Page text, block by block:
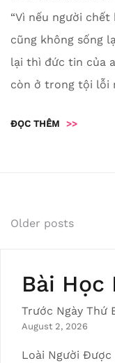
“Vì nếu người
cũng không sống
lại thì đức tin của
còn ở trong tội lỗi
ĐỌC THÊM >>
Posts
Older posts
Bài Học
Trước Ngày Thứ
August 2, 2026
Loài Người Được